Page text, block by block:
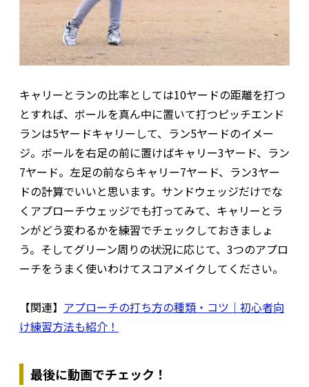
キャリーとランの比率としては10ヤードの距離を打つ
とすれば、ボールを真ん中に置いて打つピッチエンド
ランは5ヤードキャリーして、ラン5ヤードのイメー
ジ。ボールを右足の前に置けばキャリー3ヤード、ラン
7ヤード。左足の前ならキャリー7ヤード、ラン3ヤー
ドの計算でいいと思います。サンドウェッジだけでな
くアプローチウェッジでも打ってみて、キャリーとラ
ンがどう変わるかを練習でチェックしておきましょ
う。そしてグリーン周りの状況に応じて、3つのアプロ
ーチをうまく使いわけてスコアメイクしてください。
【関連】 アプローチの打ち方の種類・コツ｜初心者向
け練習方法も紹介！
最後に動画でチェック！